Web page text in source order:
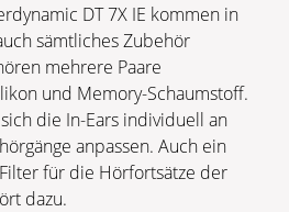
DT 7X IE kommen in
sämtliches Zubehör
mehrere Paare
und Memory-Schaumstoff.
die In-Ears individuell an
anpassen. Auch ein
für die Hörfortsätze der
dazu.